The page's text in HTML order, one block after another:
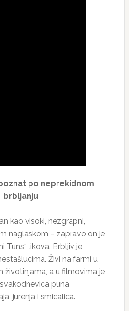
po neprekidnom
brbljanju
kao visoki, nezgrapni,
naglaskom – zapravo on je
Tuns“ likova. Brbljiv je,
Živi na farmi u
životinjama, a u filmovima je
puna
jurenja i smicalica.